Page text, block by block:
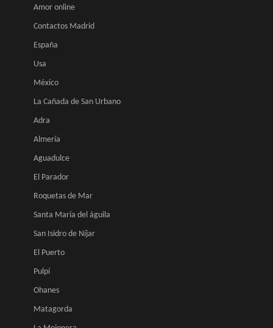
Amor online
Contactos Madrid
España
Usa
México
La Cañada de San Urbano
Adra
Almería
Aguadulce
El Parador
Roquetas de Mar
Santa María del águila
San Isidro de Níjar
El Puerto
Pulpí
Ohanes
Matagorda